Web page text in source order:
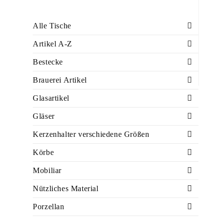
Alle Tische
Artikel A-Z
Bestecke
Brauerei Artikel
Glasartikel
Gläser
Kerzenhalter verschiedene Größen
Körbe
Mobiliar
Nützliches Material
Porzellan